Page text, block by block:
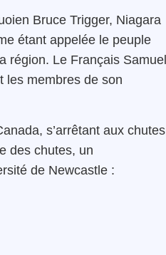
Bruce Trigger, Niagara
étant appelée le peuple
région. Le Français Samuel
les membres de son
s’arrêtant aux chutes
des chutes, un
de Newcastle :